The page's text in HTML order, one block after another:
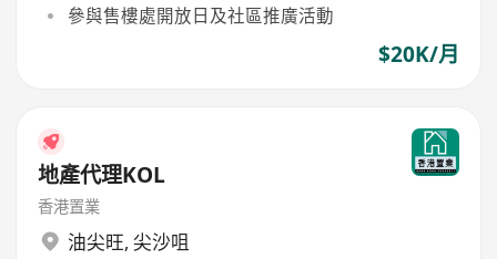
參與售樓處開放日及社區推廣活動
$20K/月
地產代理KOL
香港置業
油尖旺, 尖沙咀